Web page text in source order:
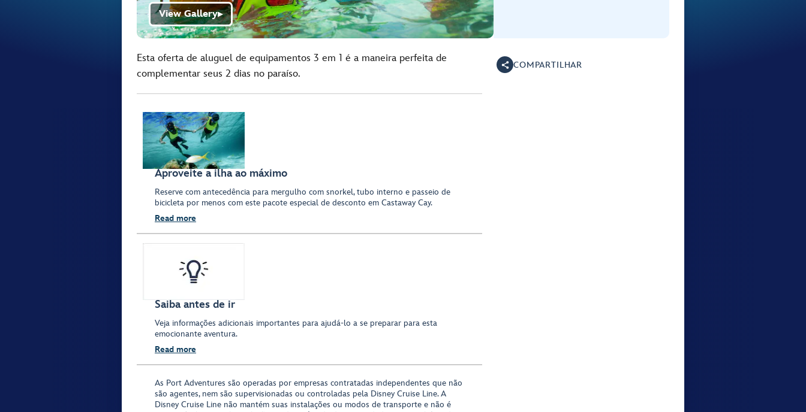
View Gallery▶
Esta oferta de aluguel de equipamentos 3 em 1 é a maneira perfeita de
complementar seus 2 dias no paraíso.
Aproveite a ilha ao máximo
Reserve com antecedência para mergulho com snorkel, tubo interno e passeio de
bicicleta por menos com este pacote especial de desconto em Castaway Cay.
Read more
Saiba antes de ir
Veja informações adicionais importantes para ajudá-lo a se preparar para esta
emocionante aventura.
Read more
As Port Adventures são operadas por empresas contratadas independentes que não
são agentes, nem são supervisionadas ou controladas pela Disney Cruise Line. A
Disney Cruise Line não mantém suas instalações ou modos de transporte e não é
COMPARTILHAR